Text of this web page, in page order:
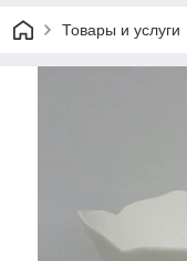
Товары и услуги